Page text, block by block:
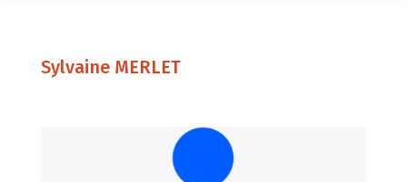
Sylvaine MERLET